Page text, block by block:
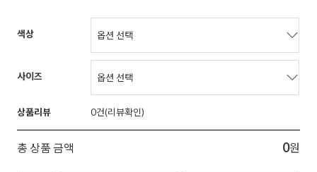
색상
사이즈
상품리뷰 0
총 상품 금액 0원